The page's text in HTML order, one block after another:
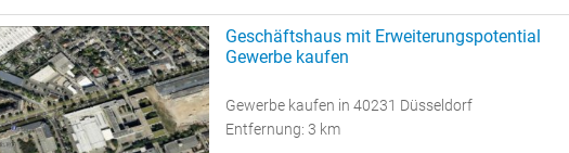
Geschäftshaus mit Erweiterungspotential
Gewerbe kaufen
Gewerbe kaufen in 40231 Düsseldorf
Entfernung: 3 km